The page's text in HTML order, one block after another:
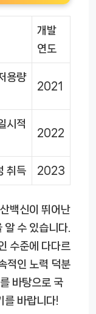
개발
연도
용량
2021
시적
2022
취득 2023
백신이 뛰어난
알 수 있습니다.
수준에 다다르
적인 노력 덕분
바탕으로 국
를 바랍니다!